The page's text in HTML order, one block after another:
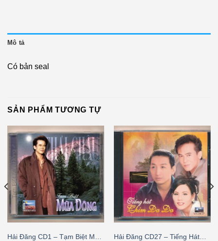
Mô tả
Có bản seal
SẢN PHẨM TƯƠNG TỰ
Hải Đăng CD1 – Tạm Biệt Mùa
Hải Đăng CD27 – Tiếng Hát